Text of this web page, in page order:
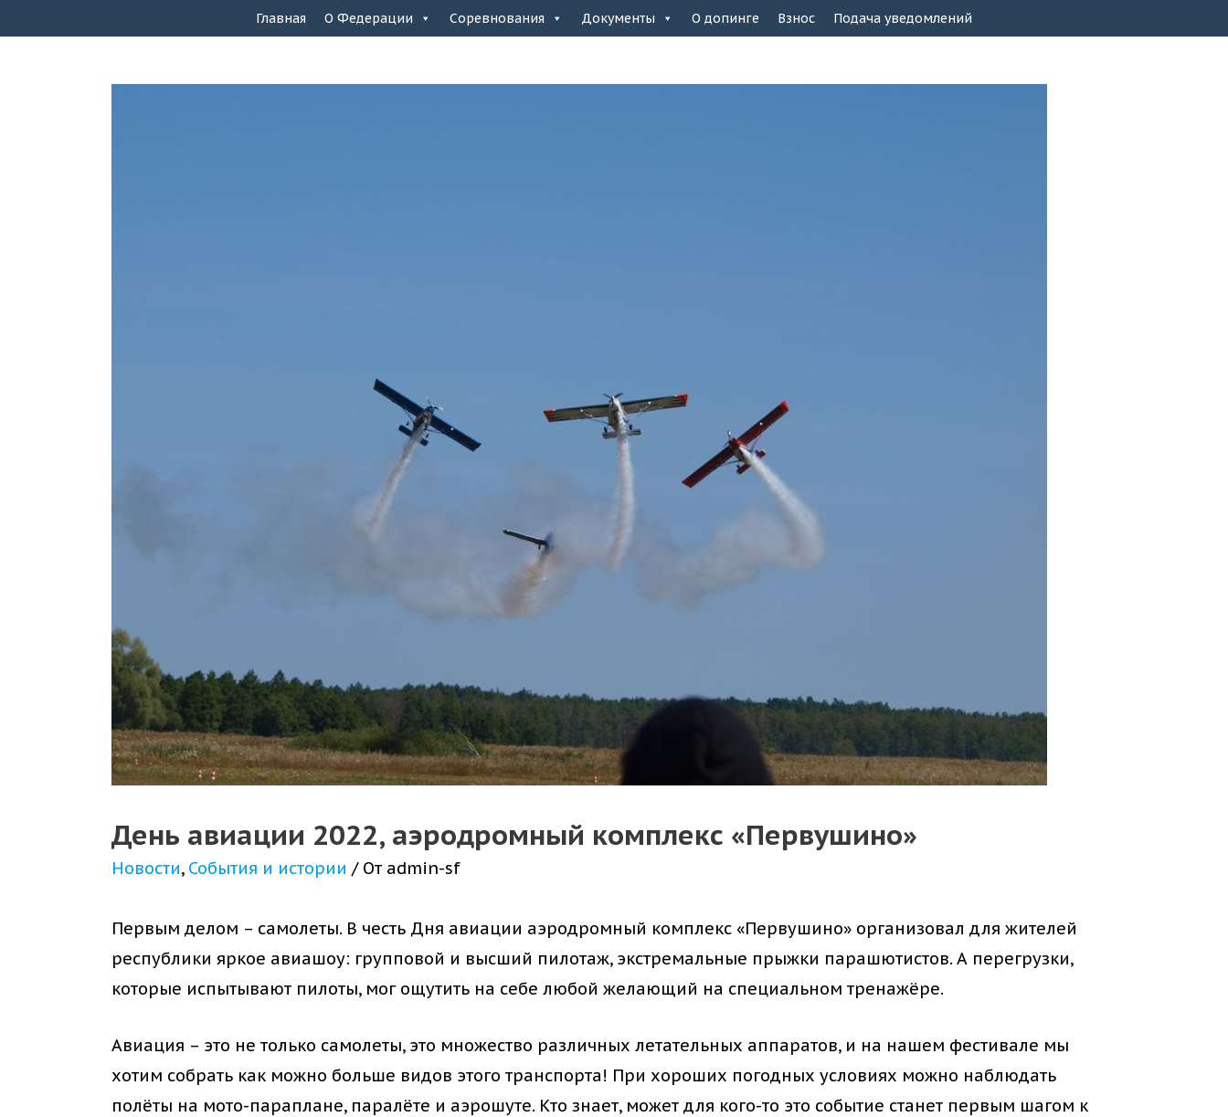
Главная О Федерации Соревнования Документы О допинге Взнос Подача уведомлений
День авиации 2022, аэродромный комплекс «Первушино»
Новости, События и истории / От admin-sf
Первым делом – самолеты. В честь Дня авиации аэродромный комплекс «Первушино» организовал для жителей
республики яркое авиашоу: групповой и высший пилотаж, экстремальные прыжки парашютистов. А перегрузки,
которые испытывают пилоты, мог ощутить на себе любой желающий на специальном тренажёре.
Авиация – это не только самолеты, это множество различных летательных аппаратов, и на нашем фестивале мы
хотим собрать как можно больше видов этого транспорта! При хороших погодных условиях можно наблюдать
полёты на мото-параплане, паралёте и аэрошуте. Кто знает, может для кого-то это событие станет первым шагом к